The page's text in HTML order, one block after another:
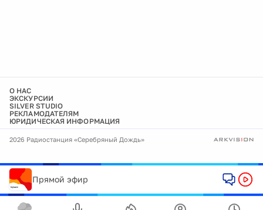
О НАС
ЭКСКУРСИИ
SILVER STUDIO
РЕКЛАМОДАТЕЛЯМ
ЮРИДИЧЕСКАЯ ИНФОРМАЦИЯ
2026 Радиостанция «Серебряный Дождь»
Прямой эфир